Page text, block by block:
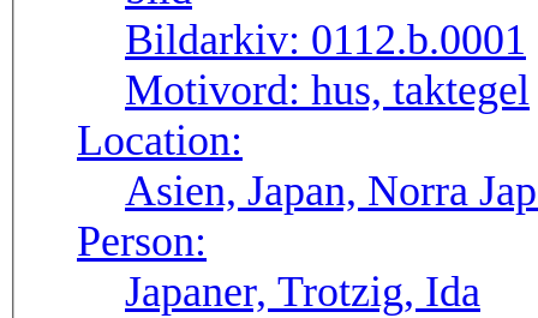
Bildarkiv: 0112.b.0001
Motivord: hus, taktegel
Location:
Asien, Japan, Norra
Person:
Japaner, Trotzig, Ida